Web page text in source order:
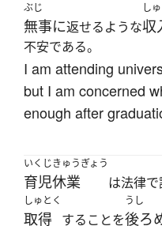
ぶじ
無事に返せるような
し
収
不安である。
I am attending
but I am concerned
enough after
いくじきゅうぎょう
育児休業 は法律で
しゅとく
取得 することを
うし
後ろ